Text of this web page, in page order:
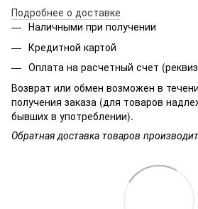
Подробнее о доставке
Наличными при получении
Кредитной картой
Оплата на расчетный счет
Возврат или обмен возможен в
получения заказа (для товаров
бывших в употреблении).
Обратная доставка товаров